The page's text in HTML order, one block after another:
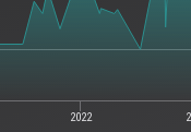
2022